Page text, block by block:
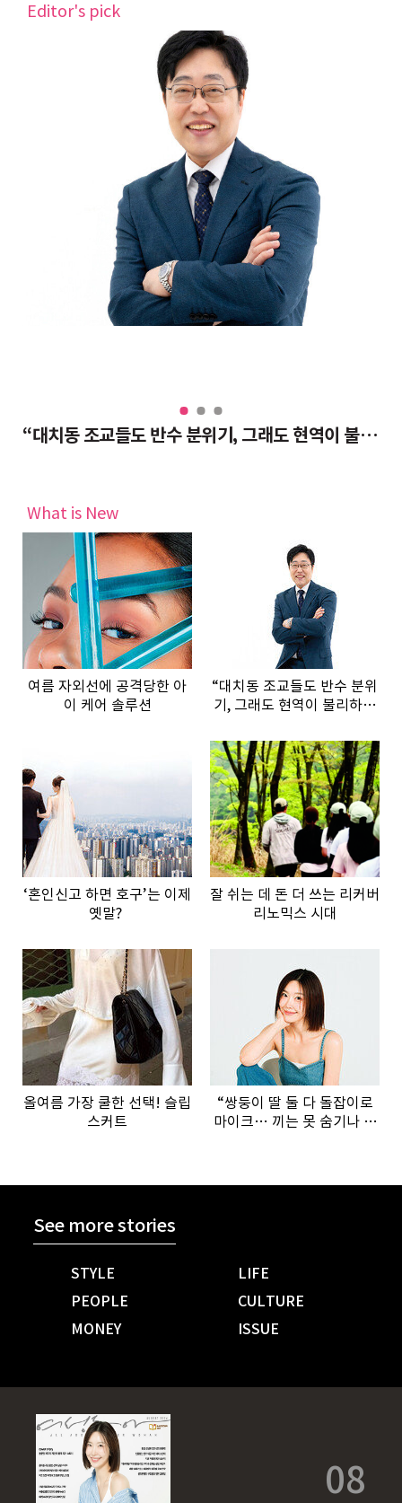
Editor's pick
“대치동 조교들도 반수 분위기, 그래도 현역이 불리하지 않은 이유”
What is New
여름 자외선에 공격당한 아
이 케어 솔루션
“대치동 조교들도 반수 분위
기, 그래도 현역이 불리하지
‘혼인신고 하면 호구’는 이제
옛말?
잘 쉬는 데 돈 더 쓰는 리커버
리노믹스 시대
올여름 가장 쿨한 선택! 슬립
스커트
“쌍둥이 딸 둘 다 돌잡이로
마이크… 끼는 못 숨기나 봐
See more stories
STYLE
LIFE
PEOPLE
CULTURE
MONEY
ISSUE
08